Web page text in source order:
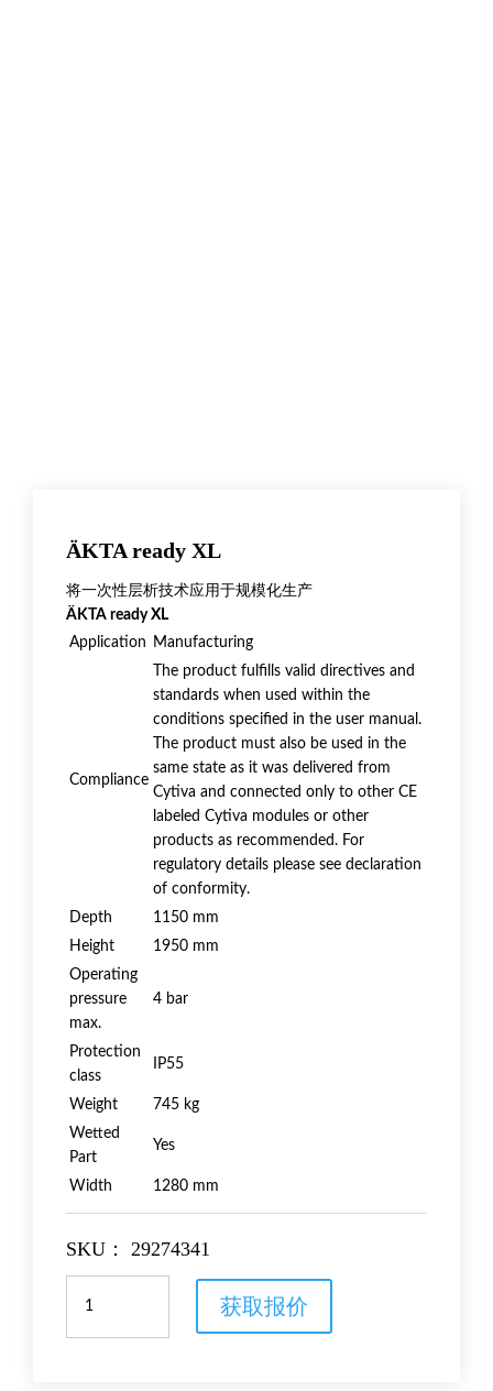
ÄKTA ready XL
将一次性层析技术应用于规模化生产
ÄKTA ready XL
Application
Manufacturing
Compliance
The product fulfills valid directives and
standards when used within the
conditions specified in the user manual.
The product must also be used in the
same state as it was delivered from
Cytiva and connected only to other CE
labeled Cytiva modules or other
products as recommended. For
regulatory details please see declaration
of conformity.
Depth
1150 mm
Height
1950 mm
Operating
pressure
max.
4 bar
Protection
class
IP55
Weight
745 kg
Wetted
Part
Yes
Width 1280 mm
SKU： 29274341
ready
获取报价